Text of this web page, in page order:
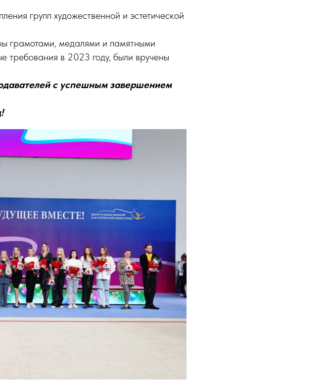
групп художественной и эстетической
грамотами, медалями и памятными
требования в 2023 году, были вручены
с успешным завершением